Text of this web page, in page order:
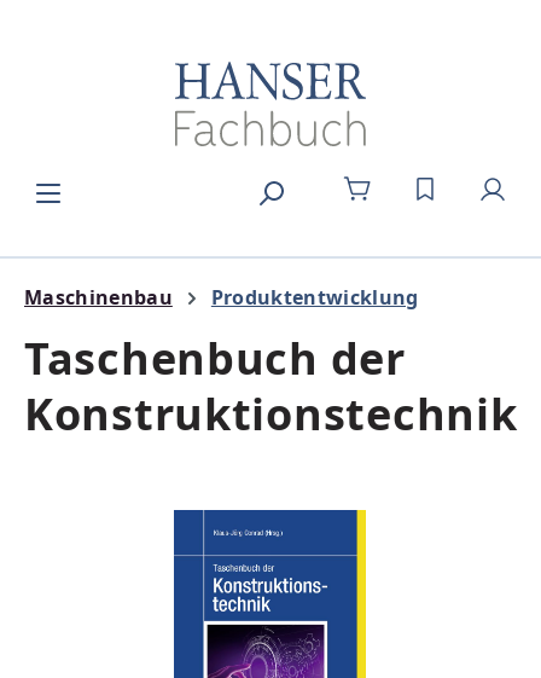
DU HAST 0
Maschinenbau Produktentwicklung
Taschenbuch der
Konstruktionstechnik
Bildergalerie überspringen